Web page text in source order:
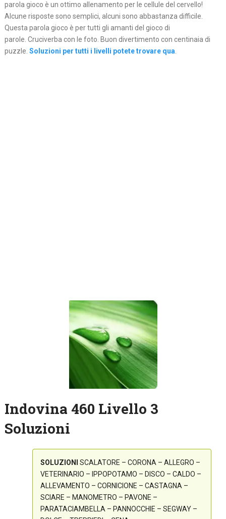
parola gioco è un ottimo allenamento per le cellule del cervello!
Alcune risposte sono semplici, alcuni sono abbastanza difficile.
Questa parola gioco è per tutti gli amanti del gioco di
parole. Cruciverba con le foto. Buon divertimento con centinaia di
puzzle. Soluzioni per tutti i livelli potete trovare qua.
Indovina 460 Livello 3
Soluzioni
SOLUZIONI
SCALATORE – CORONA – ALLEGRO –
VETERINARIO – IPPOPOTAMO – DISCO – CALDO –
ALLEVAMENTO – CORNICIONE – CASTAGNA –
SCIARE – MANOMETRO – PAVONE –
PARATACIAMBELLA – PANNOCCHIE – SEGWAY –